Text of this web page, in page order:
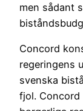
men sådant
Concord
regeringens
svenska
fjol.